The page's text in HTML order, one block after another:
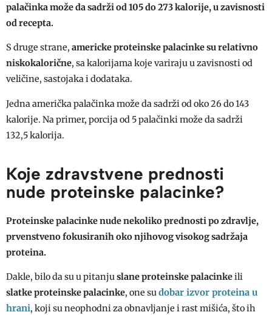
palačinka može da sadrži od 105 do 273 kalorije, u zavisnosti
od recepta.
S druge strane, americke proteinske palacinkesu relativno
niskokalorične, sa kalorijama koje variraju u zavisnosti od
veličine, sastojaka i dodataka.
Jedna američka palačinka može da sadrži od oko 26 do 143
kalorije. Na primer, porcija od 5 palačinki može da sadrži
132,5 kalorija.
Koje zdravstvene prednosti
nude proteinske palacinke?
Proteinske palacinkenude nekoliko prednosti po zdravlje,
prvenstveno fokusiranih oko njihovog visokog sadržaja
proteina.
Dakle, bilo da su u pitanjuslane proteinske palacinkeili
slatke proteinske palacinke, one sudobar izvor proteina u
hrani, koji su neophodni za obnavljanje i rast mišića, što ih